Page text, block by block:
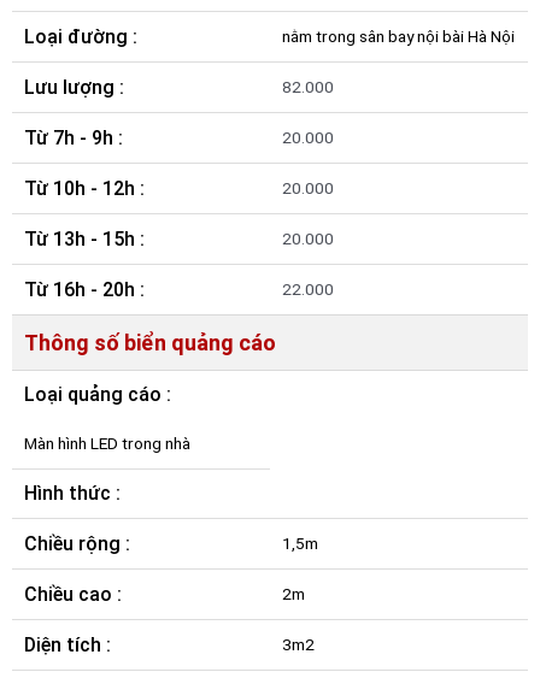
Loại đường : nằm trong sân bay nội bài Hà Nội
Lưu lượng : 82.000
Từ 7h - 9h : 20.000
Từ 10h - 12h : 20.000
Từ 13h - 15h : 20.000
Từ 16h - 20h : 22.000
Thông số biển quảng cáo
Loại quảng cáo :
Màn hình LED trong nhà
Hình thức :
Chiều rộng : 1,5m
Chiều cao : 2m
Diện tích : 3m2